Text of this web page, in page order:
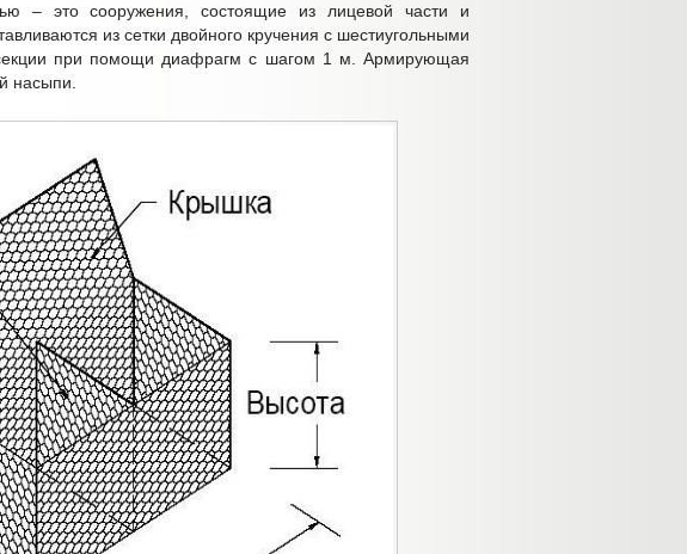
– это сооружения, состоящие из лицевой части и
из сетки двойного кручения с шестиугольными
при помощи диафрагм с шагом 1 м. Армирующая
насыпи.